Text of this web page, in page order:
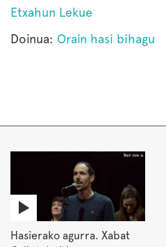
Etxahun Lekue
Doinua: Orain hasi bihagu
Hasierako agurra. Xabat